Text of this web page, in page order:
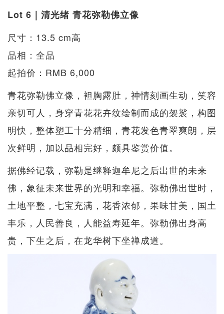
Lot 6｜清光绪 青花弥勒佛立像
尺寸：13.5 cm高
品相：全品
起拍价：RMB 6,000
青花弥勒佛立像，袒胸露肚，神情刻画生动，笑容
亲切可人，身穿青花花卉纹绘制而成的袈裟，构图
明快，整体塑工十分精细，青花发色青翠爽朗，层
次鲜明，加以品相完好，颇具鉴赏价值。
据佛经记载，弥勒是继释迦牟尼之后出世的未来
佛，象征未来世界的光明和幸福。弥勒佛出世时，
土地平整，七宝充满，花香浓郁，果味甘美，国土
丰乐，人民善良，人能益寿延年。弥勒佛出身高
贵，下生之后，在龙华树下坐禅成道。